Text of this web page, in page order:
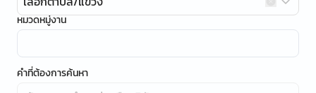
หมวดหมู่งาน
คำที่ต้องการค้นหา